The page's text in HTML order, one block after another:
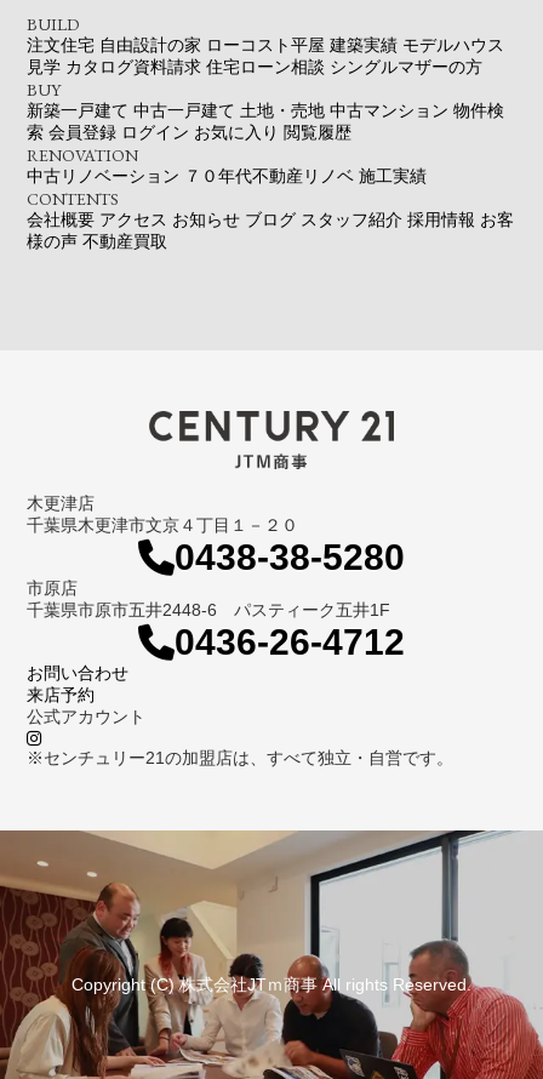
BUILD
注文住宅 自由設計の家 ローコスト平屋 建築実績 モデルハウス
見学 カタログ資料請求 住宅ローン相談 シングルマザーの方
BUY
新築一戸建て 中古一戸建て 土地・売地 中古マンション 物件検
索 会員登録 ログイン お気に入り 閲覧履歴
RENOVATION
中古リノベーション ７０年代不動産リノベ 施工実績
CONTENTS
会社概要 アクセス お知らせ ブログ スタッフ紹介 採用情報 お客
様の声 不動産買取
木更津店
千葉県木更津市文京４丁目１－２０
0438-38-5280
市原店
千葉県市原市五井2448-6 パスティーク五井1F
0436-26-4712
お問い合わせ
来店予約
公式アカウント
※センチュリー21の加盟店は、すべて独立・自営です。
Copyright (C) 株式会社JTｍ商事 All rights Reserved.